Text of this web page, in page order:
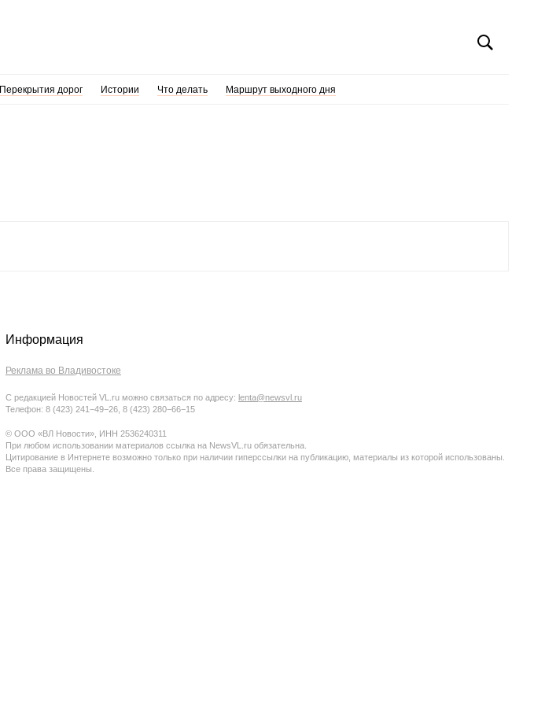
Перекрытия дорог Истории Что делать Маршрут выходного дня
Информация
Реклама во Владивостоке
С редакцией Новостей VL.ru можно связаться по адресу: lenta@newsvl.ru
Телефон: 8 (423) 241−49−26, 8 (423) 280−66−15
© ООО «ВЛ Новости», ИНН 2536240311
При любом использовании материалов ссылка на NewsVL.ru обязательна.
Цитирование в Интернете возможно только при наличии гиперссылки на публикацию, материалы из которой использованы.
Все права защищены.